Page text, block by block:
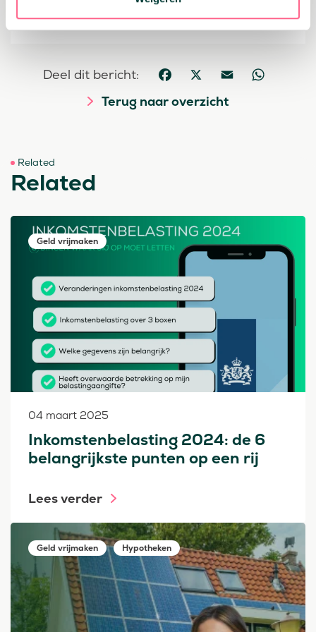
altijd terugvinden!
Deel dit bericht: Facebook
X Email WhatsApp
Terug naar overzicht
Related
Related
Geld vrijmaken
04 maart 2025
Inkomstenbelasting 2024: de 6
belangrijkste punten op een rij
Lees verder
Geld vrijmaken Hypotheken